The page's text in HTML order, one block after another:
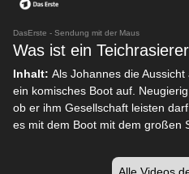
DasErste - Sendung mit der Maus
Was ist ein
Inhalt: Als Johannes die
ein komisches Boot auf.
ob er ihm Gesellschaft leisten
es mit dem Boot mit dem großen